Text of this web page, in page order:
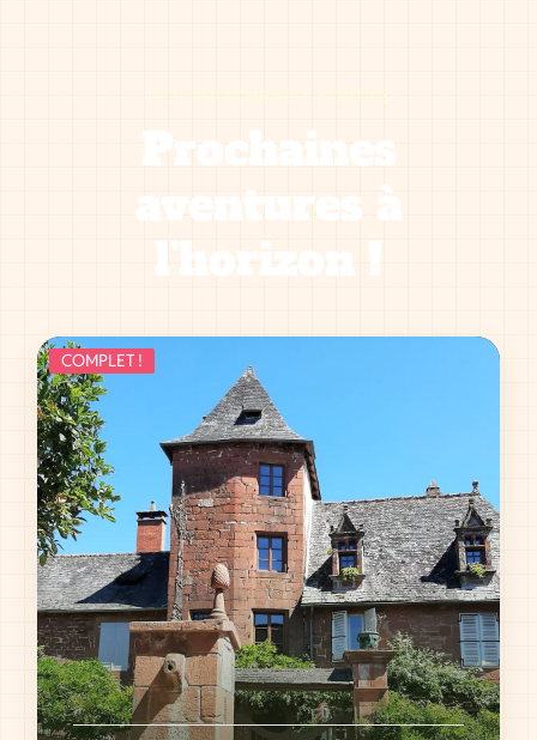
Prochaines
aventures à
l'horizon !
COMPLET !